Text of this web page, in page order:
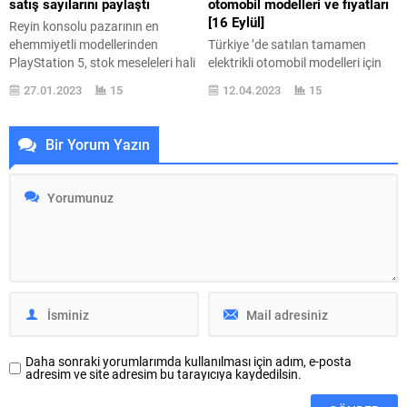
MagSafe...
satış sayılarını paylaştı
Reyin konsolu pazarının en
ehemmiyetli modellerinden
PlayStation 5, stok meseleleri hali
hazırda sürerken ciddi biçimde
satmayı sürdürüyor. Sony
açıklamaya göre yeni nesil reyin
konsollarından PlayStation 5 25
milyon satış sayısını geride
bıraktı. Sene sonuna kadar 18
milyon birim daha PS5 satmak
27.01.2023 15
otomobil modelleri ve fiyatları
[16 Eylül]
Türkiye ’de satılan tamamen
elektrikli otomobil modelleri için
aktüel fiyatları bir araya getirdik.
16 Eylül listesinde yeni bir aza var.
12.04.2023 15
Bir Yorum Yazın
Daha sonraki yorumlarımda kullanılması için adım, e-posta
adresim ve site adresim bu tarayıcıya kaydedilsin.